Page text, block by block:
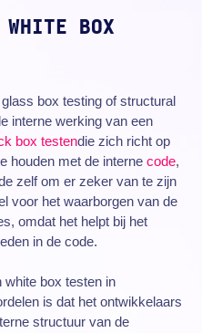
BOX
box testing of structural
interne werking van een
box testendie zich richt op
houden met de interne code,
zelf om er zeker van te zijn
voor het waarborgen van de
omdat het helpt bij het
in de code.
white box testen in
is dat het ontwikkelaars
structuur van de